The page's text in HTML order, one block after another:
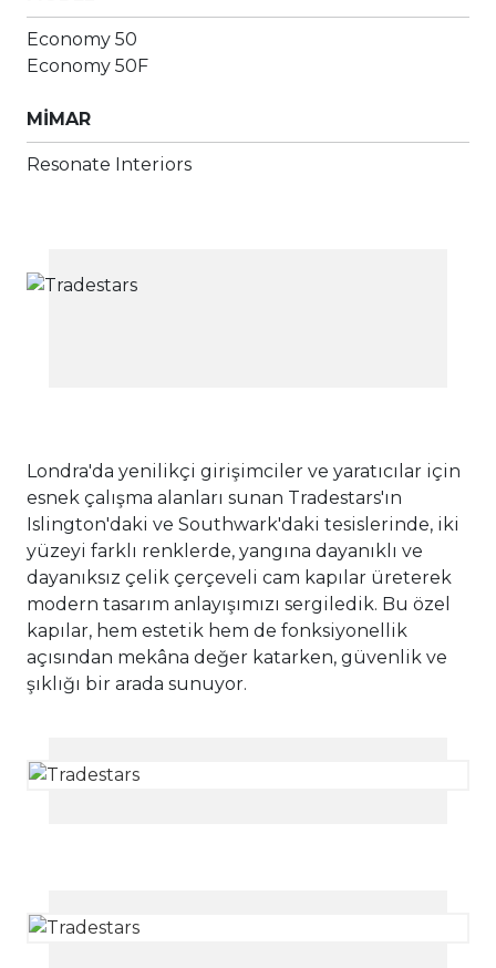
Economy 50
Economy 50F
MİMAR
Resonate Interiors
​Londra'da yenilikçi girişimciler ve yaratıcılar için
esnek çalışma alanları sunan Tradestars'ın
Islington'daki ve Southwark'daki tesislerinde, iki
yüzeyi farklı renklerde, yangına dayanıklı ve
dayanıksız çelik çerçeveli cam kapılar üreterek
modern tasarım anlayışımızı sergiledik. Bu özel
kapılar, hem estetik hem de fonksiyonellik
açısından mekâna değer katarken, güvenlik ve
şıklığı bir arada sunuyor.